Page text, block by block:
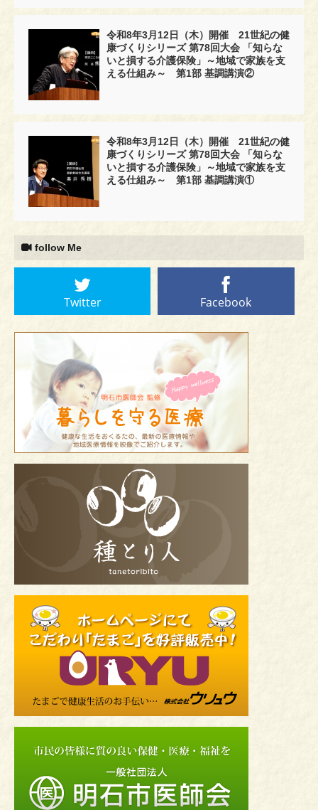
令和8年3月12日（木）開催 21世紀の健
康づくりシリーズ 第78回大会 「知らな
いと損する介護保険」～地域で家族を支
える仕組み～ 第1部 基調講演②
令和8年3月12日（木）開催 21世紀の健
康づくりシリーズ 第78回大会 「知らな
いと損する介護保険」～地域で家族を支
える仕組み～ 第1部 基調講演①
follow Me
Twitter Facebook